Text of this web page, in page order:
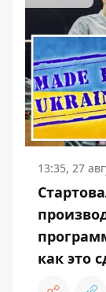
13:35, 27
как это